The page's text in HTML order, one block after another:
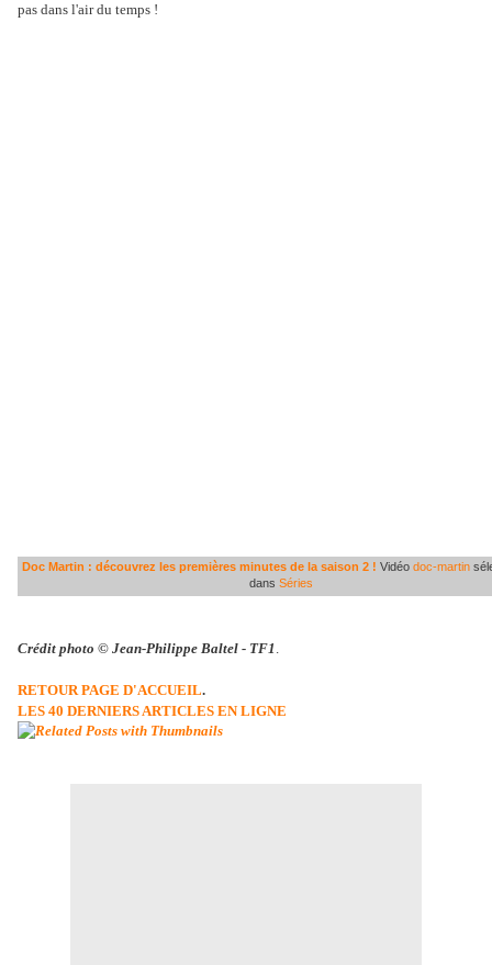
pas dans l'air du temps !
Doc Martin : découvrez les premières minutes de la saison 2 ! Vidéo doc-martin
dans Séries
Crédit photo © Jean-Philippe Baltel - TF1 .
RETOUR PAGE D'ACCUEIL.
LES 40 DERNIERS ARTICLES EN LIGNE